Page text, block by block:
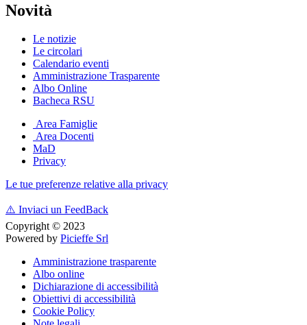
Novità
Le notizie
Le circolari
Calendario eventi
Amministrazione Trasparente
Albo Online
Bacheca RSU
Area Famiglie
Area Docenti
MaD
Privacy
Le tue preferenze relative alla privacy
⚠️ Inviaci un FeedBack
Copyright © 2023
Powered by Picieffe Srl
Amministrazione trasparente
Albo online
Dichiarazione di accessibilità
Obiettivi di accessibilità
Cookie Policy